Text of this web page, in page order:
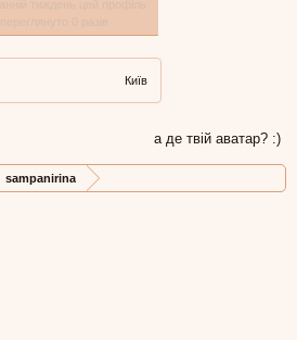
Київ
а де твій аватар? :)
sampanirina